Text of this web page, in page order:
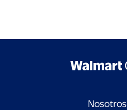
Nosotros